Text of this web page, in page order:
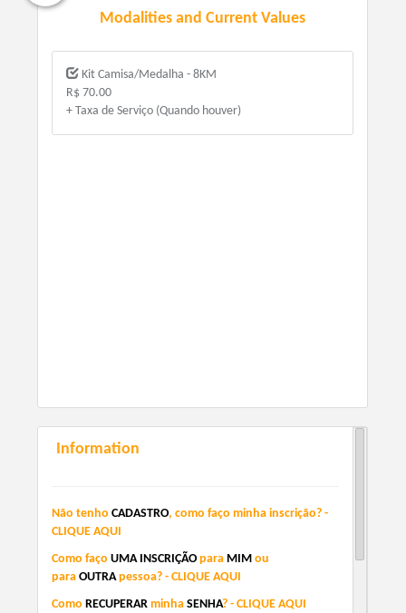
Modalities and Current Values
Kit Camisa/Medalha - 8KM
R$ 70.00
+ Taxa de Serviço (Quando houver)
Information
Não tenho CADASTRO, como faço minha inscrição? -
CLIQUE AQUI
Como faço UMA INSCRIÇÃO para MIM ou
para OUTRA pessoa? - CLIQUE AQUI
Como RECUPERAR minha SENHA? - CLIQUE AQUI